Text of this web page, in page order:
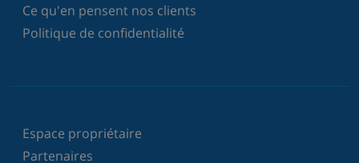
Ce qu'en pensent nos clients
Politique de confidentialité
Espace propriétaire
Partenaires